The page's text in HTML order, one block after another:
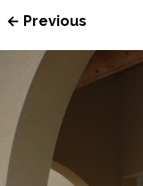
← Previous